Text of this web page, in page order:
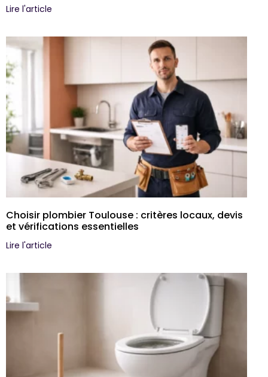
Lire l'article
Choisir plombier Toulouse : critères locaux, devis
et vérifications essentielles
Lire l'article